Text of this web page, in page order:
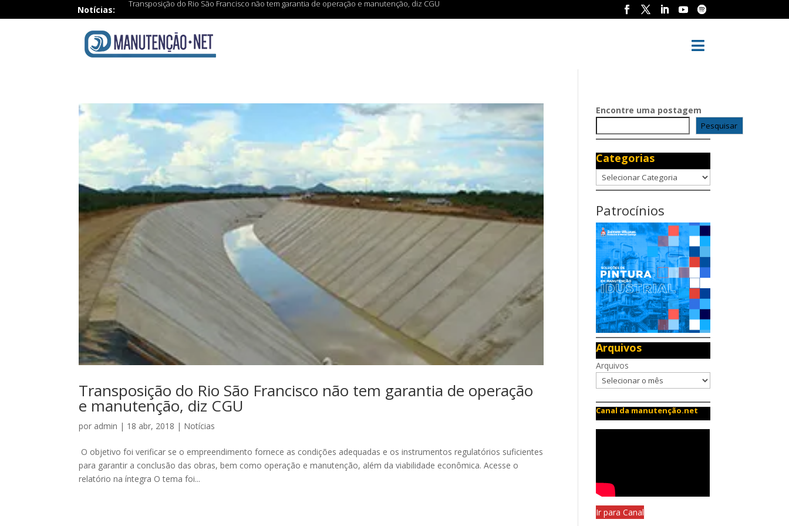
Notícias:
Transposição do Rio São Francisco não tem garantia de operação e manutenção, diz CGU

Transposição do Rio São Francisco não tem garantia de operação
e manutenção, diz CGU
por admin | 18 abr, 2018 | Notícias
O objetivo foi verificar se o empreendimento fornece as condições adequadas e os instrumentos regulatórios suficientes
para garantir a conclusão das obras, bem como operação e manutenção, além da viabilidade econômica. Acesse o
relatório na íntegra O tema foi...
Encontre uma postagem
Pesquisar
Categorias
Categorias
Patrocínios
Arquivos
Arquivos
Canal da manutenção.net
Ir para Canal